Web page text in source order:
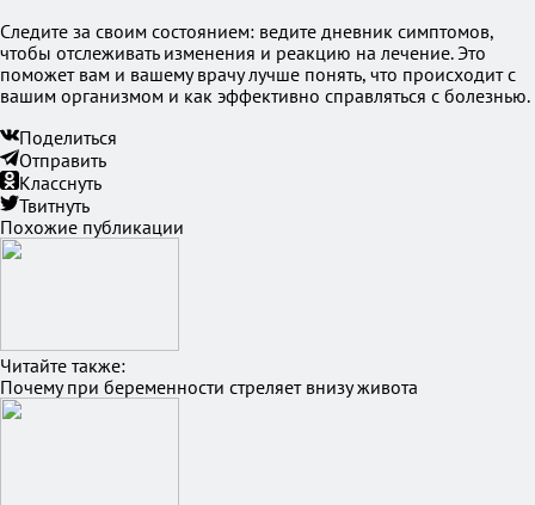
Следите за своим состоянием: ведите дневник симптомов,
чтобы отслеживать изменения и реакцию на лечение. Это
поможет вам и вашему врачу лучше понять, что происходит с
вашим организмом и как эффективно справляться с болезнью.
Поделиться
Отправить
Класснуть
Твитнуть
Похожие публикации
Читайте также:
Почему при беременности стреляет внизу живота